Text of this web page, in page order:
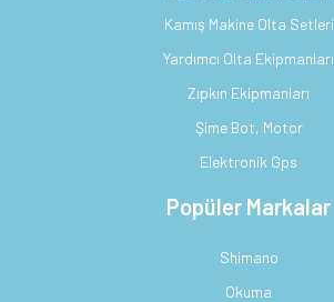
Kamış Makine Olta Setleri
Yardımcı Olta Ekipmanları
Zıpkın Ekipmanları
Şime Bot, Motor
Elektronik Gps
Popüler Markalar
Shimano
Okuma